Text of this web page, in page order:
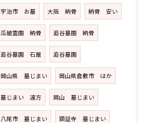
宇治市 お墓 大阪 納骨 納骨 安い
瓜破霊園 納骨 追谷墓園 納骨
追谷墓園 石屋 追谷墓園
岡山県 墓じまい 岡山県倉敷市 はか
墓じまい 遠方 岡山 墓じまい
八尾市 墓じまい 顕証寺 墓じまい